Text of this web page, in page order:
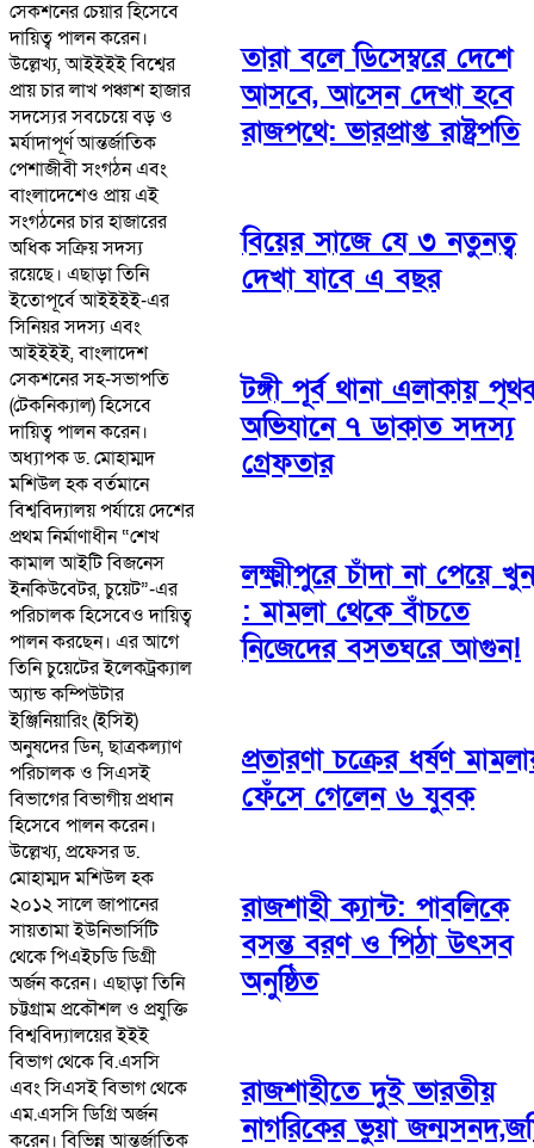
সেকশনের চেয়ার হিসেবে
দায়িত্ব পালন করেন।
উল্লেখ্য, আইইইই বিশ্বের
প্রায় চার লাখ পঞ্চাশ হাজার
সদস্যের সবচেয়ে বড় ও
মর্যাদাপূর্ণ আন্তর্জাতিক
পেশাজীবী সংগঠন এবং
বাংলাদেশেও প্রায় এই
সংগঠনের চার হাজারের
অধিক সক্রিয় সদস্য
রয়েছে। এছাড়া তিনি
ইতোপূর্বে আইইইই-এর
সিনিয়র সদস্য এবং
আইইইই, বাংলাদেশ
সেকশনের সহ-সভাপতি
(টেকনিক্যাল) হিসেবে
দায়িত্ব পালন করেন।
অধ্যাপক ড. মোহাম্মদ
মশিউল হক বর্তমানে
বিশ্ববিদ্যালয় পর্যায়ে দেশের
প্রথম নির্মাণাধীন “শেখ
কামাল আইটি বিজনেস
ইনকিউবেটর, চুয়েট”-এর
পরিচালক হিসেবেও দায়িত্ব
পালন করছেন। এর আগে
তিনি চুয়েটের ইলেকট্রক্যাল
অ্যান্ড কম্পিউটার
ইঞ্জিনিয়ারিং (ইসিই)
অনুষদের ডিন, ছাত্রকল্যাণ
পরিচালক ও সিএসই
বিভাগের বিভাগীয় প্রধান
হিসেবে পালন করেন।
উল্লেখ্য, প্রফেসর ড.
মোহাম্মদ মশিউল হক
২০১২ সালে জাপানের
সায়তামা ইউনিভার্সিটি
থেকে পিএইচডি ডিগ্রী
অর্জন করেন। এছাড়া তিনি
চট্টগ্রাম প্রকৌশল ও প্রযুক্তি
বিশ্ববিদ্যালয়ের ইইই
বিভাগ থেকে বি.এসসি
এবং সিএসই বিভাগ থেকে
এম.এসসি ডিগ্রি অর্জন
করেন। বিভিন্ন আন্তর্জাতিক
তারা বলে ডিসেম্বরে দেশে
আসবে, আসেন দেখা হবে
রাজপথে: ভারপ্রাপ্ত রাষ্ট্রপতি
বিয়ের সাজে যে ৩ নতুনত্ব
দেখা যাবে এ বছর
টঙ্গী পূর্ব থানা এলাকায়
অভিযানে ৭ ডাকাত সদস্য
গ্রেফতার
লক্ষ্মীপুরে চাঁদা না পেয়ে খুন
: মামলা থেকে বাঁচতে
নিজেদের বসতঘরে আগুন!
প্রতারণা চক্রের ধর্ষণ
ফেঁসে গেলেন ৬ যুবক
রাজশাহী ক্যান্ট: পাবলিকে
বসন্ত বরণ ও পিঠা উৎসব
অনুষ্ঠিত
রাজশাহীতে দুই ভারতীয়
নাগরিকের ভুয়া